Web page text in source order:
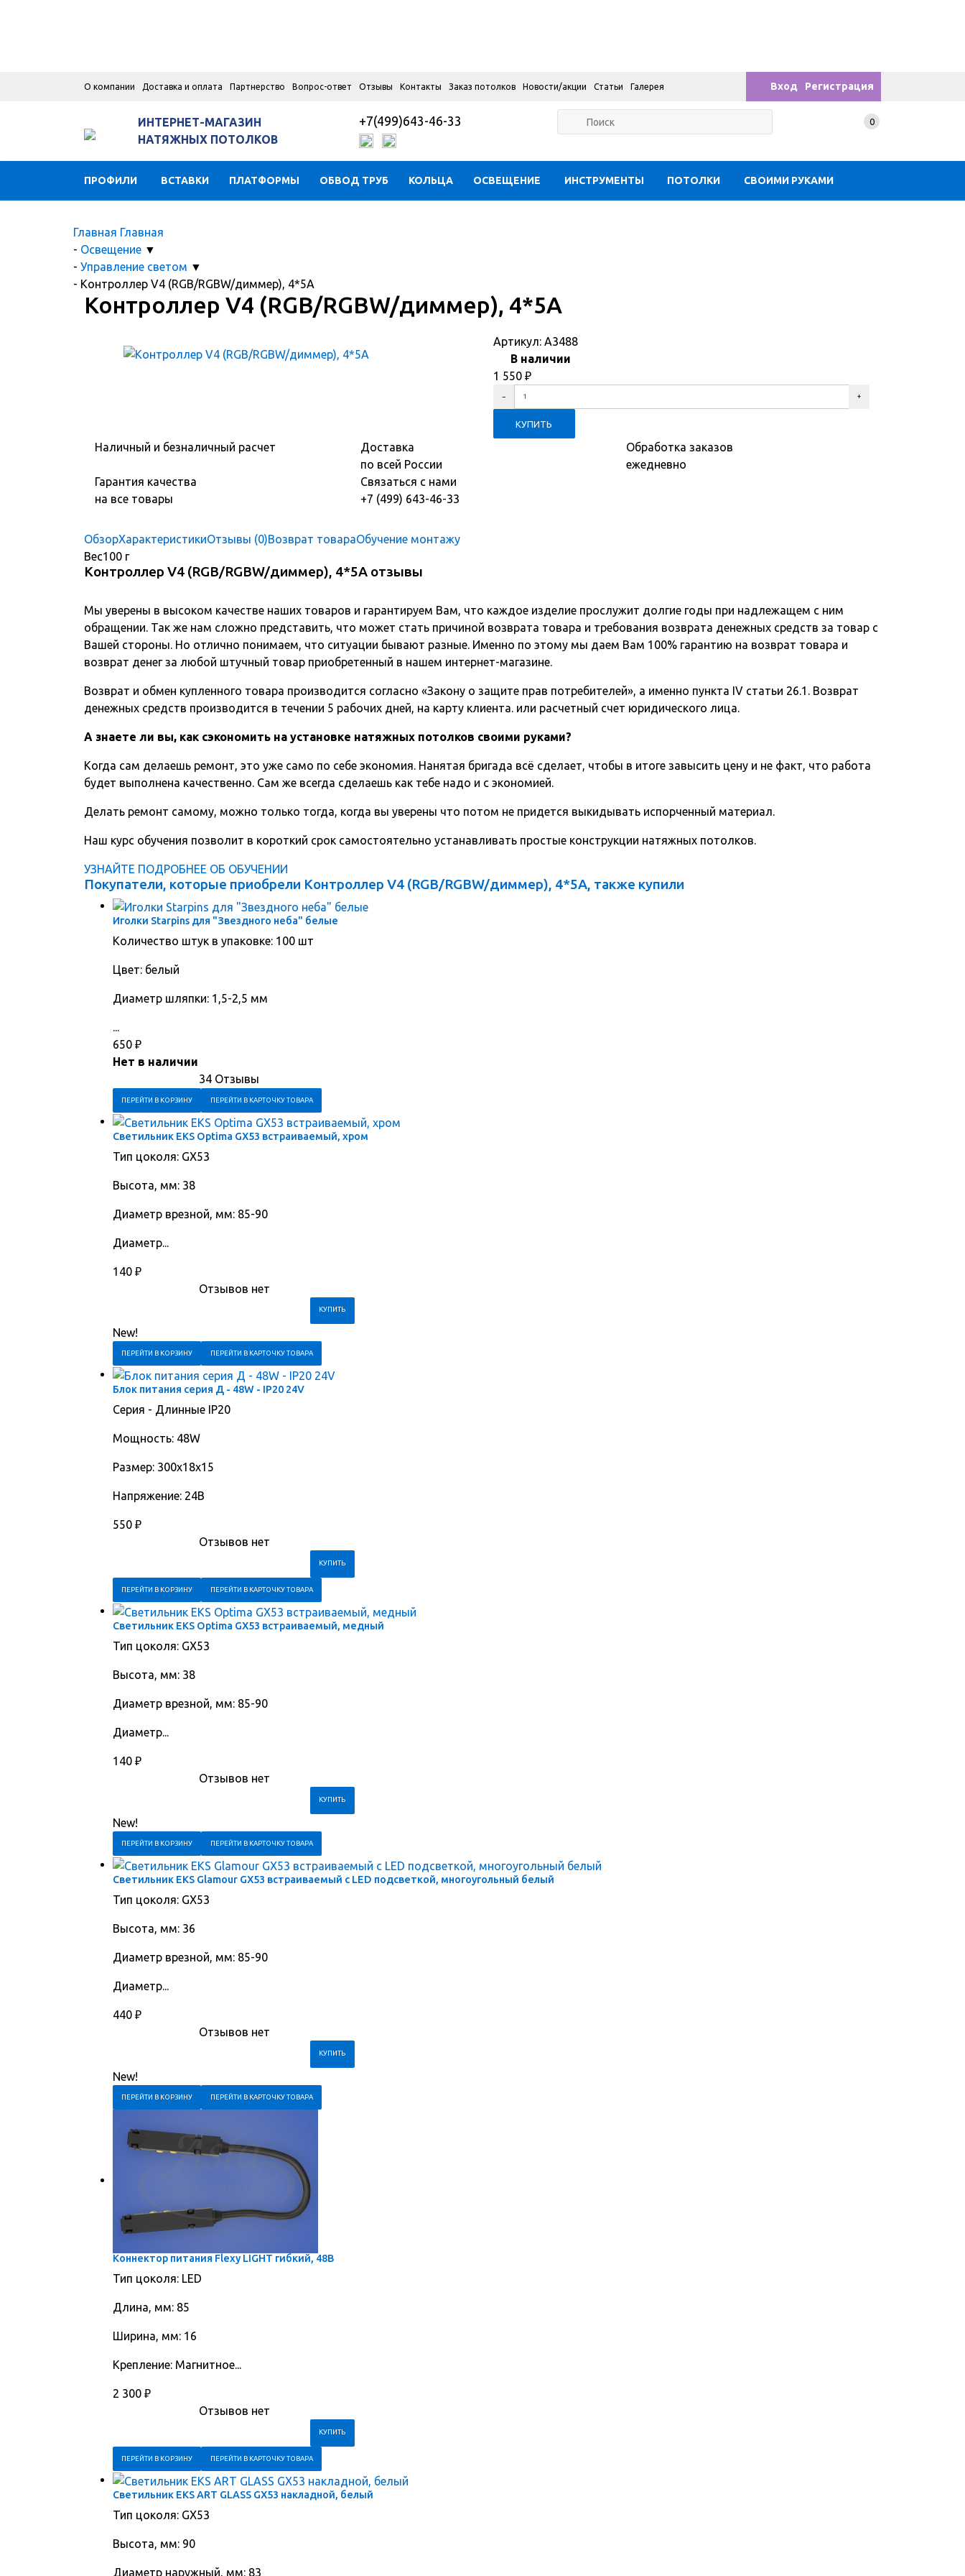
О компании Доставка и оплата Партнерство Вопрос-ответ Отзывы Контакты Заказ потолков Новости/акции Статьи Галерея Вход Регистрация
ИНТЕРНЕТ-МАГАЗИН
НАТЯЖНЫХ ПОТОЛКОВ
+7(499)643-46-33 0
ПРОФИЛИ ВСТАВКИ ПЛАТФОРМЫ ОБВОД ТРУБ КОЛЬЦА ОСВЕЩЕНИЕ ИНСТРУМЕНТЫ ПОТОЛКИ СВОИМИ РУКАМИ
Главная Главная
- Освещение ▼
- Управление светом ▼
- Контроллер V4 (RGB/RGBW/диммер), 4*5A
Контроллер V4 (RGB/RGBW/диммер), 4*5A
Артикул: A3488
В наличии
1 550 ₽
Наличный и безналичный расчет
Доставка
по всей России
Обработка заказов
ежедневно
Гарантия качества
на все товары
Связаться с нами
+7 (499) 643-46-33
ОбзорХарактеристикиОтзывы (0)Возврат товараОбучение монтажу
Вес100 г
Контроллер V4 (RGB/RGBW/диммер), 4*5A отзывы
Мы уверены в высоком качестве наших товаров и гарантируем Вам, что каждое изделие прослужит долгие годы при надлежащем с ним
обращении. Так же нам сложно представить, что может стать причиной возврата товара и требования возврата денежных средств за товар с
Вашей стороны. Но отлично понимаем, что ситуации бывают разные. Именно по этому мы даем Вам 100% гарантию на возврат товара и
возврат денег за любой штучный товар приобретенный в нашем интернет-магазине.
Возврат и обмен купленного товара производится согласно «Закону о защите прав потребителей», а именно пункта IV статьи 26.1. Возврат
денежных средств производится в течении 5 рабочих дней, на карту клиента. или расчетный счет юридического лица.
А знаете ли вы, как сэкономить на установке натяжных потолков своими руками?
Когда сам делаешь ремонт, это уже само по себе экономия. Нанятая бригада всё сделает, чтобы в итоге завысить цену и не факт, что работа
будет выполнена качественно. Сам же всегда сделаешь как тебе надо и с экономией.
Делать ремонт самому, можно только тогда, когда вы уверены что потом не придется выкидывать испорченный материал.
Наш курс обучения позволит в короткий срок самостоятельно устанавливать простые конструкции натяжных потолков.
УЗНАЙТЕ ПОДРОБНЕЕ ОБ ОБУЧЕНИИ
Покупатели, которые приобрели Контроллер V4 (RGB/RGBW/диммер), 4*5A, также купили
Иголки Starpins для "Звездного неба" белые
Количество штук в упаковке: 100 шт
Цвет: белый
Диаметр шляпки: 1,5-2,5 мм
...
650 ₽
Нет в наличии
34 Отзывы
ПЕРЕЙТИ В КОРЗИНУ ПЕРЕЙТИ В КАРТОЧКУ ТОВАРА
Светильник EKS Optima GX53 встраиваемый, хром
Тип цоколя: GX53
Высота, мм: 38
Диаметр врезной, мм: 85-90
Диаметр...
140 ₽
Отзывов нет
New!
ПЕРЕЙТИ В КОРЗИНУ ПЕРЕЙТИ В КАРТОЧКУ ТОВАРА
Блок питания серия Д - 48W - IP20 24V
Серия - Длинные IP20
Мощность: 48W
Размер: 300х18х15
Напряжение: 24В
550 ₽
Отзывов нет
ПЕРЕЙТИ В КОРЗИНУ ПЕРЕЙТИ В КАРТОЧКУ ТОВАРА
Светильник EKS Optima GX53 встраиваемый, медный
Тип цоколя: GX53
Высота, мм: 38
Диаметр врезной, мм: 85-90
Диаметр...
140 ₽
Отзывов нет
New!
ПЕРЕЙТИ В КОРЗИНУ ПЕРЕЙТИ В КАРТОЧКУ ТОВАРА
Светильник EKS Glamour GX53 встраиваемый с LED подсветкой, многоугольный белый
Тип цоколя: GX53
Высота, мм: 36
Диаметр врезной, мм: 85-90
Диаметр...
440 ₽
Отзывов нет
New!
ПЕРЕЙТИ В КОРЗИНУ ПЕРЕЙТИ В КАРТОЧКУ ТОВАРА
Коннектор питания Flexy LIGHT гибкий, 48В
Тип цоколя: LED
Длина, мм: 85
Ширина, мм: 16
Крепление: Магнитное...
2 300 ₽
Отзывов нет
ПЕРЕЙТИ В КОРЗИНУ ПЕРЕЙТИ В КАРТОЧКУ ТОВАРА
Светильник EKS ART GLASS GX53 накладной, белый
Тип цоколя: GX53
Высота, мм: 90
Диаметр наружный, мм: 83